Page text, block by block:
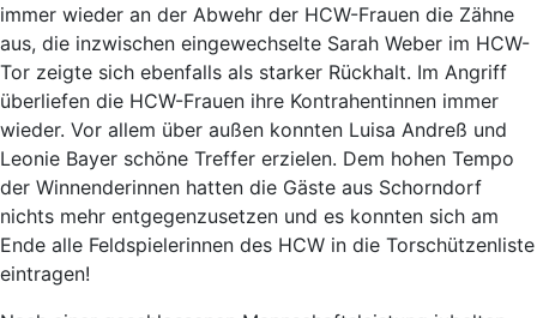
immer wieder an der Abwehr der HCW-Frauen die Zähne
aus, die inzwischen eingewechselte Sarah Weber im HCW-
Tor zeigte sich ebenfalls als starker Rückhalt. Im Angriff
überliefen die HCW-Frauen ihre Kontrahentinnen immer
wieder. Vor allem über außen konnten Luisa Andreß und
Leonie Bayer schöne Treffer erzielen. Dem hohen Tempo
der Winnenderinnen hatten die Gäste aus Schorndorf
nichts mehr entgegenzusetzen und es konnten sich am
Ende alle Feldspielerinnen des HCW in die Torschützenliste
eintragen!